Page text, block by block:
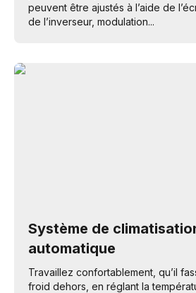
peuvent être ajustés à l’aide de
de l’inverseur, modulation...
Système de
automatique
Travaillez confortablement, qu’il
froid dehors, en réglant la